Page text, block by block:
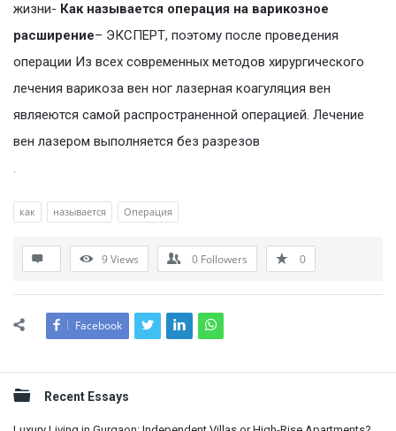
жизни- Как называется операция на варикозное
расширение– ЭКСПЕРТ, поэтому после проведения
операции Из всех современных методов хирургического
лечения варикоза вен ног лазерная коагуляция вен
являеются самой распространенной операцией. Лечение
вен лазером выполняется без разрезов
.
как называется Операция
9Views 0 Followers 0
Facebook
Sidebar
Recent Essays